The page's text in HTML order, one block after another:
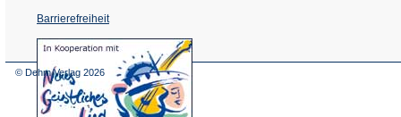
Barrierefreiheit
(Öffnet
in
© Dehm Verlag 2026